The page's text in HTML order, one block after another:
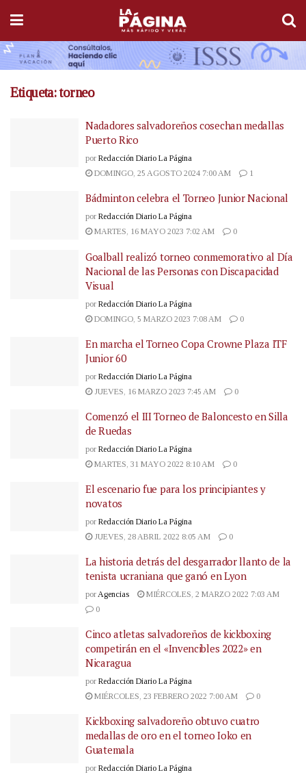
Etiqueta:torneo
Nadadores salvadoreños cosechan medallas
Puerto Rico
por Redacción Diario La Página
DOMINGO, 25 AGOSTO 2024 7:00 AM
1
Bádminton celebra el Torneo Junior Nacional
por Redacción Diario La Página
MARTES, 16 MAYO 2023 7:02 AM
0
Goalball realizó torneo conmemorativo al Día
Nacional de las Personas con Discapacidad
Visual
por Redacción Diario La Página
DOMINGO, 5 MARZO 2023 7:08 AM
0
En marcha el Torneo Copa Crowne Plaza ITF
Junior 60
por Redacción Diario La Página
JUEVES, 16 MARZO 2023 7:45 AM
0
Comenzó el III Torneo de Baloncesto en Silla
de Ruedas
por Redacción Diario La Página
MARTES, 31 MAYO 2022 8:10 AM
0
El escenario fue para los principiantes y
novatos
por Redacción Diario La Página
JUEVES, 28 ABRIL 2022 8:05 AM
0
La historia detrás del desgarrador llanto de la
tenista ucraniana que ganó en Lyon
porAgencias
MIÉRCOLES, 2 MARZO 2022 7:03 AM
0
Cinco atletas salvadoreños de kickboxing
competirán en el «Invencibles 2022» en
Nicaragua
por Redacción Diario La Página
MIÉRCOLES, 23 FEBRERO 2022 7:00 AM
0
Kickboxing salvadoreño obtuvo cuatro
medallas de oro en el torneo Ioko en
Guatemala
por Redacción Diario La Página